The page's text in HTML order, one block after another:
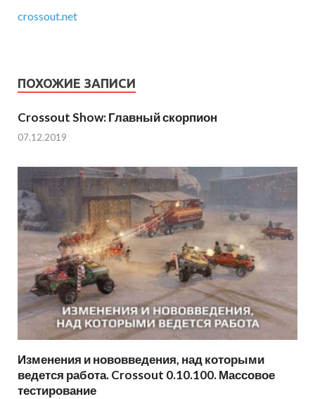
crossout.net
ПОХОЖИЕ ЗАПИСИ
Crossout Show: Главный скорпион
07.12.2019
Изменения и нововведения, над которыми
ведется работа. Crossout 0.10.100. Массовое
тестирование